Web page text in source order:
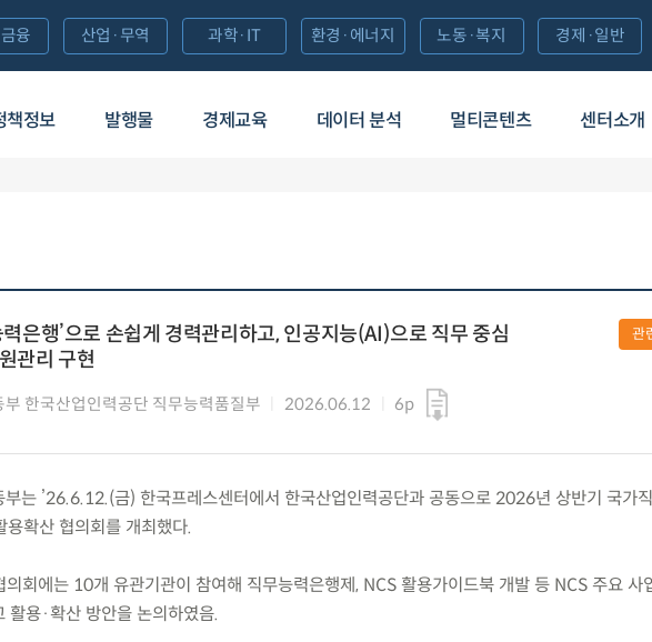
책정보 발행물 경제교육 데이터 분석 멀티콘텐츠 센터소개
융 산업·무역 과학·IT 환경·에너지 노동·복지 경제·일반
력은행’으로 손쉽게 경력관리하고, 인공지능(AI)으로 직무 중심
관리 구현
부 한국산업인력공단 직무능력품질부 2026.06.12 6p
관
부는 ’26.6.12.(금) 한국프레스센터에서 한국산업인력공단과 공동으로 2026년 상반기 국가
용확산 협의회를 개최했다.
회에는 10개 유관기관이 참여해 직무능력은행제, NCS 활용가이드북 개발 등 NCS 주요 사
활용·확산 방안을 논의하였음.